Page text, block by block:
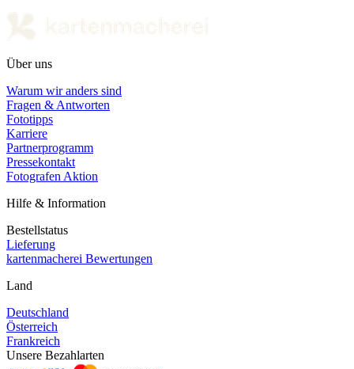
Über uns
Warum wir anders sind
Fragen & Antworten
Fototipps
Karriere
Partnerprogramm
Pressekontakt
Fotografen Aktion
Hilfe & Information
Bestellstatus
Lieferung
kartenmacherei Bewertungen
Land
Deutschland
Österreich
Frankreich
Unsere Bezahlarten